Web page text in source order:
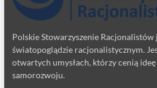
Polskie Stowarzyszenie Racjonalistów
światopoglądzie racjonalistycznym.
otwartych umysłach, którzy cenią
samorozwoju.